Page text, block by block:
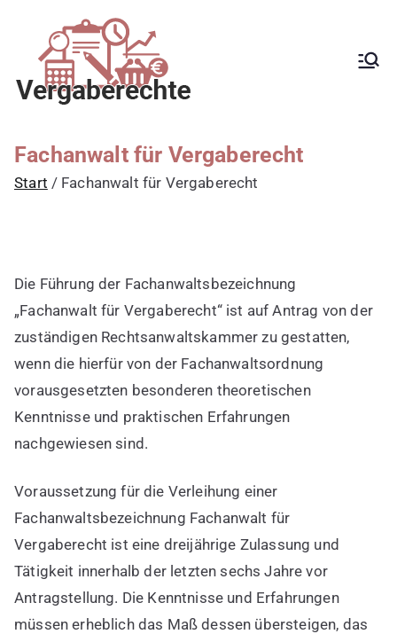
springen
Auftraggeber,
Vergabestellen
sowie Bewerber
öffentliche Ausschreibung,
Schwellenwerte, Konzessionen,
Zuwendungen, GWB, VgV, UGVO,
VoB/A, Rüge,
Fachanwalt für Vergaberecht
Start Fachanwalt für Vergaberecht
Die Führung der Fachanwaltsbezeichnung
„Fachanwalt für Vergaberecht“ ist auf Antrag von der
zuständigen Rechtsanwaltskammer zu gestatten,
wenn die hierfür von der Fachanwaltsordnung
vorausgesetzten besonderen theoretischen
Kenntnisse und praktischen Erfahrungen
nachgewiesen sind.
Voraussetzung für die Verleihung einer
Fachanwaltsbezeichnung Fachanwalt für
Vergaberecht ist eine dreijährige Zulassung und
Tätigkeit innerhalb der letzten sechs Jahre vor
Antragstellung. Die Kenntnisse und Erfahrungen
müssen erheblich das Maß dessen übersteigen, das